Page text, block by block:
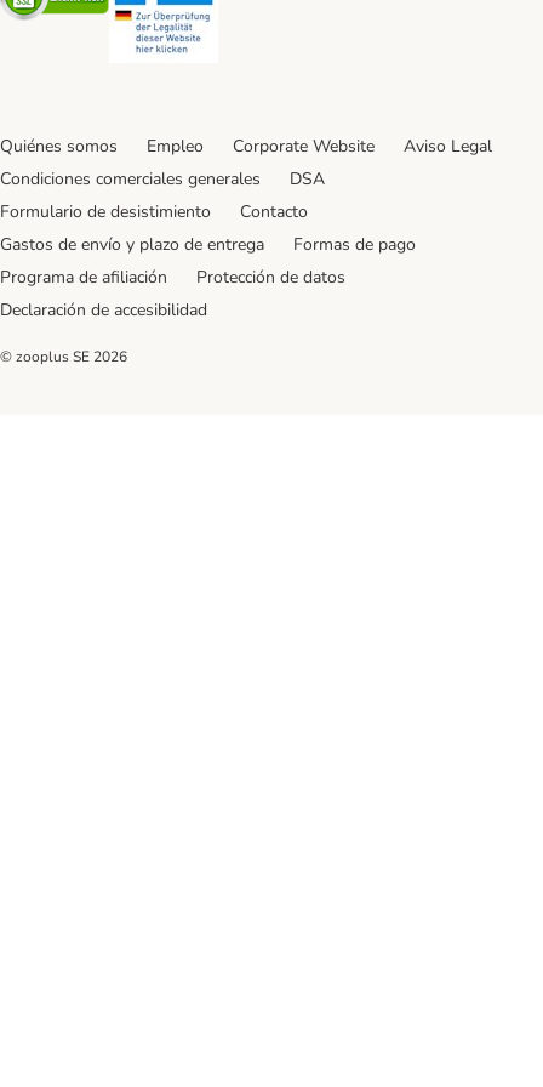
Quiénes somos Empleo Corporate Website
Aviso Legal
Condiciones comerciales generales
DSA
Formulario de desistimiento
Contacto
Gastos de envío y plazo de entrega
Formas de pago
Programa de afiliación
Protección de datos
Declaración de accesibilidad
© zooplus SE 2026